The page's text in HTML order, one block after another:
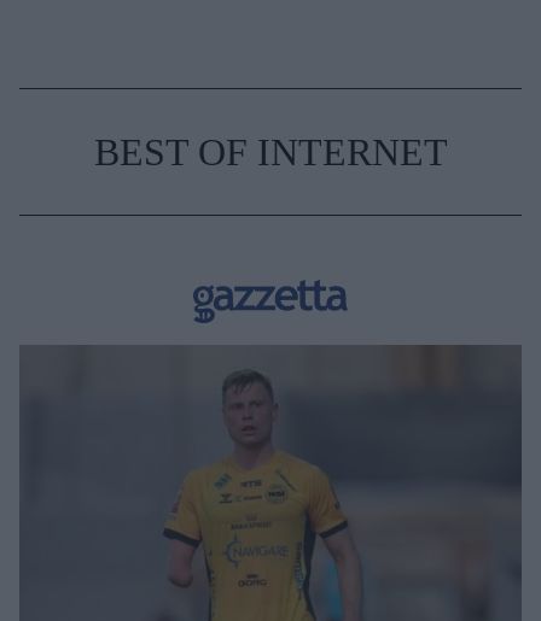
BEST OF INTERNET